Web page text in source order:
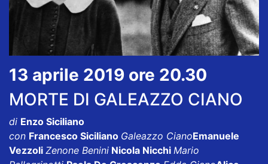
13 aprile 2019 ore 20.30
MORTE DI GALEAZZO CIANO
di Enzo Siciliano
con Francesco Siciliano Galeazzo CianoEmanuele
Vezzoli Zenone Benini Nicola Nicchi Mario